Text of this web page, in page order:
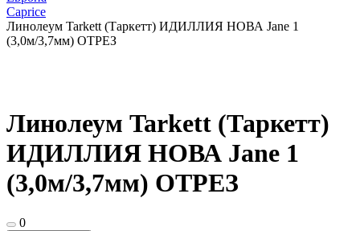
Caprice
Линолеум Tarkett (Таркетт) ИДИЛЛИЯ НОВА Jane 1
(3,0м/3,7мм) ОТРЕЗ
Линолеум Tarkett (Таркетт)
ИДИЛЛИЯ НОВА Jane 1
(3,0м/3,7мм) ОТРЕЗ
0